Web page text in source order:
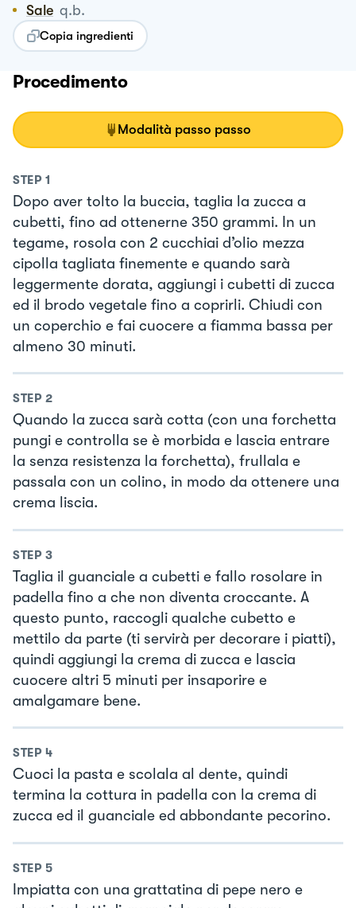
Sale q.b.
Copia ingredienti
Procedimento
Modalità passo passo
STEP 1
Dopo aver tolto la buccia, taglia la zucca a
cubetti, fino ad ottenerne 350 grammi. In un
tegame, rosola con 2 cucchiai d’olio mezza
cipolla tagliata finemente e quando sarà
leggermente dorata, aggiungi i cubetti di zucca
ed il brodo vegetale fino a coprirli. Chiudi con
un coperchio e fai cuocere a fiamma bassa per
almeno 30 minuti.
STEP 2
Quando la zucca sarà cotta (con una forchetta
pungi e controlla se è morbida e lascia entrare
la senza resistenza la forchetta), frullala e
passala con un colino, in modo da ottenere una
crema liscia.
STEP 3
Taglia il guanciale a cubetti e fallo rosolare in
padella fino a che non diventa croccante. A
questo punto, raccogli qualche cubetto e
mettilo da parte (ti servirà per decorare i piatti),
quindi aggiungi la crema di zucca e lascia
cuocere altri 5 minuti per insaporire e
amalgamare bene.
STEP 4
Cuoci la pasta e scolala al dente, quindi
termina la cottura in padella con la crema di
zucca ed il guanciale ed abbondante pecorino.
STEP 5
Impiatta con una grattatina di pepe nero e